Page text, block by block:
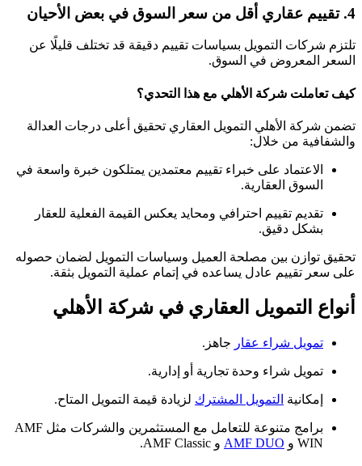
4. تقييم عقاري أقل من سعر السوق في بعض الأحيان
تلتزم شركات التمويل بسياسات تقييم دقيقة قد تختلف قليلًا عن
السعر المعروض في السوق.
كيف تعاملت شركة الأهلي مع هذا التحدي؟
تضمن شركة الأهلي التمويل العقاري تحقيق أعلى درجات العدالة
والشفافية من خلال:
الاعتماد على خبراء تقييم معتمدين يمتلكون خبرة واسعة في
السوق العقارية.
تقديم تقييم احترافي ومحايد يعكس القيمة الفعلية للعقار
بشكل دقيق.
تحقيق توازن بين مصلحة العميل وسياسات التمويل لضمان حصوله
على سعر تقييم عادل يساعده في إتمام عملية التمويل بثقة.
أنواع التمويل العقاري في شركة الأهلي
تمويل شراء عقار جاهز.
تمويل شراء وحدة تجارية أو إدارية.
إمكانية التمويل المشترك لزيادة قيمة التمويل المتاح.
برامج متنوعة للتعامل مع المستثمرين والشركات مثل AMF
WIN و
AMF DUO و AMF Classic.